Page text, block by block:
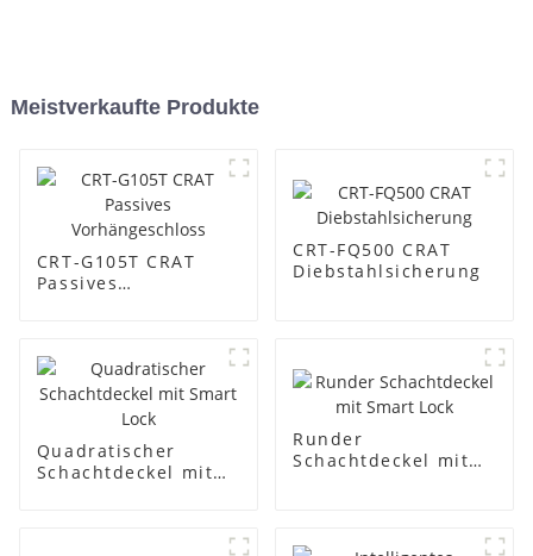
Meistverkaufte Produkte
CRT-G105T CRAT
Passives
CRT-FQ500 CRAT
Diebstahlsicherung
Quadratischer
Schachtdeckel mit
Runder
Schachtdeckel mit